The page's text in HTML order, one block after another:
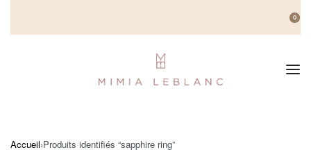
0
Accueil›Produits identifiés “sapphire ring”